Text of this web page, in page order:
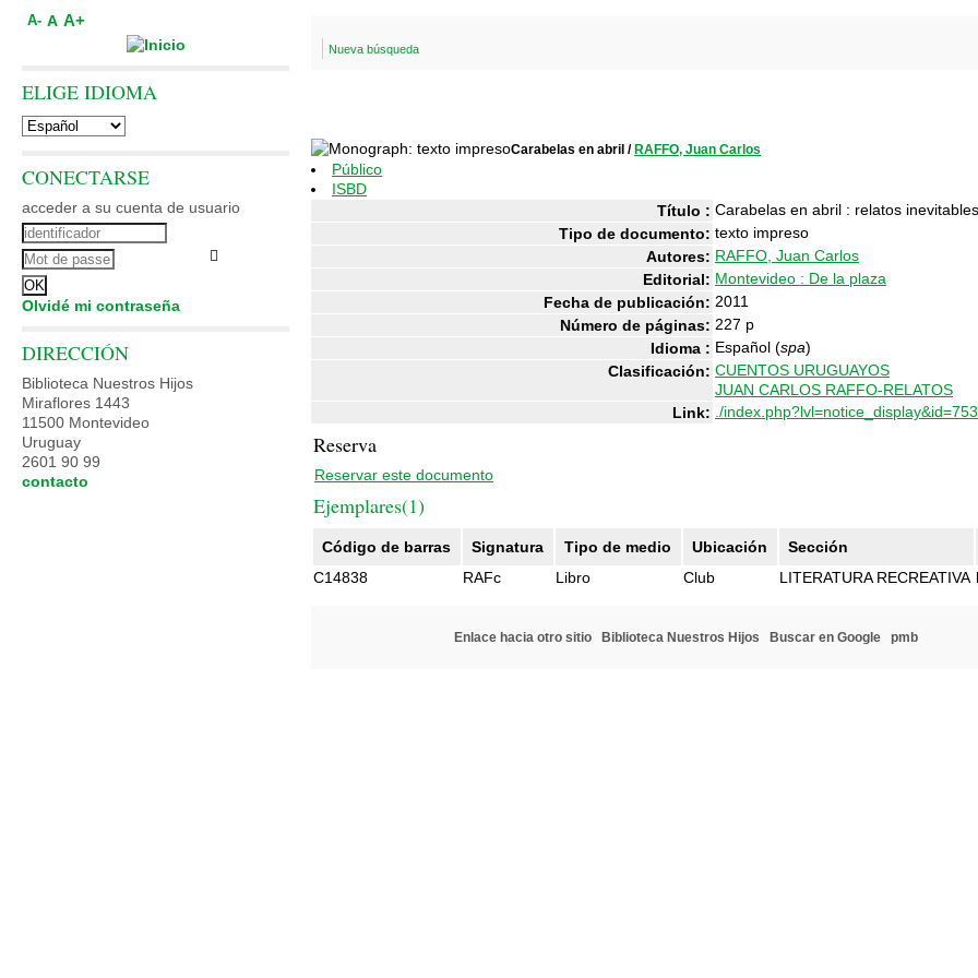
Nueva búsqueda
Carabelas en abril / RAFFO, Juan Carlos
Público
ISBD
Título : Carabelas en abril : relatos inevitables
Tipo de documento: texto impreso
Autores: RAFFO, Juan Carlos
Editorial: Montevideo : De la plaza
Fecha de publicación: 2011
Número de páginas: 227 p
Idioma : Español (spa)
Clasificación: CUENTOS URUGUAYOS
JUAN CARLOS RAFFO-RELATOS
Link: ./
Reserva
Reservar este documento
Ejemplares(1)
Código de barras Signatura Tipo de medio Ubicación
Sección
C14838
RAFc Libro Club LITERATURA RECREATIVA
Enlace hacia otro sitio Biblioteca Nuestros Hijos Buscar en Google pmb
A- A A+
ELIGE IDIOMA
CONECTARSE
acceder a su cuenta de usuario
Olvidé mi contraseña
DIRECCIÓN
Biblioteca Nuestros Hijos
Miraflores 1443
11500 Montevideo
Uruguay
2601 90 99
contacto